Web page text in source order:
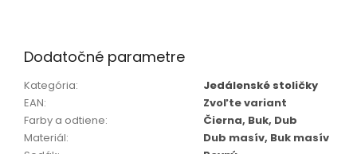
Dodatočné parametre
Kategória:
Jedálenské stoličky
EAN:
Zvoľte variant
Farby a odtiene:
Čierna, Buk, Dub
Materiál:
Dub masív, Buk masív